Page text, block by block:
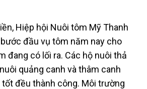
Hiệp hội Nuôi tôm Mỹ Thanh
đầu vụ tôm năm nay cho
đang có lối ra. Các hộ nuôi thả
quảng canh và thâm canh
đều thành công. Môi trường